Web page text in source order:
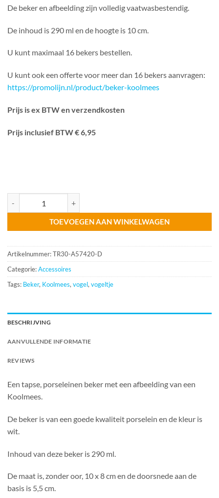
De beker en afbeelding zijn volledig vaatwasbestendig.
De inhoud is 290 ml en de hoogte is 10 cm.
U kunt maximaal 16 bekers bestellen.
U kunt ook een offerte voor meer dan 16 bekers aanvragen:
https://promolijn.nl/product/beker-koolmees
Prijs is ex BTW en verzendkosten
Prijs inclusief BTW € 6,95
TOEVOEGEN AAN WINKELWAGEN
Artikelnummer:TR30-A57420-D
Categorie:Accessoires
Tags: Beker, Koolmees, vogel, vogeltje
BESCHRIJVING
AANVULLENDE INFORMATIE
REVIEWS
Een tapse, porseleinen beker met een afbeelding van een
Koolmees.
De beker is van een goede kwaliteit porselein en de kleur is
wit.
Inhoud van deze beker is 290 ml.
De maat is, zonder oor, 10 x 8 cm en de doorsnede aan de
basis is 5,5 cm.